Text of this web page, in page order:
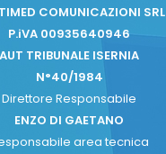
COMUNICAZIONI SRL
P.iVA 00935640946
AUT TRIBUNALE ISERNIA
N°40/1984
Direttore Responsabile
ENZO DI GAETANO
area tecnica